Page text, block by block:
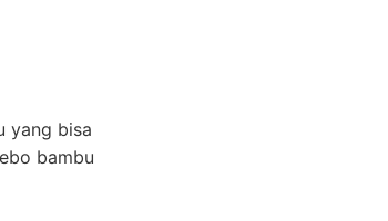
yang bisa
bambu